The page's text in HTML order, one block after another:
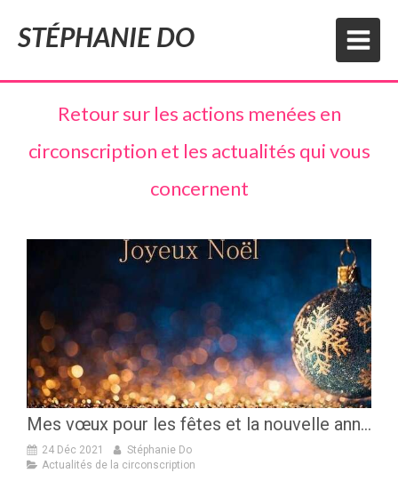
STÉPHANIE DO
Retour sur les actions menées en
circonscription et les actualités qui vous
concernent
Mes vœux pour les fêtes et la nouvelle année !
24 Déc 2021
Stéphanie Do
Actualités de la circonscription